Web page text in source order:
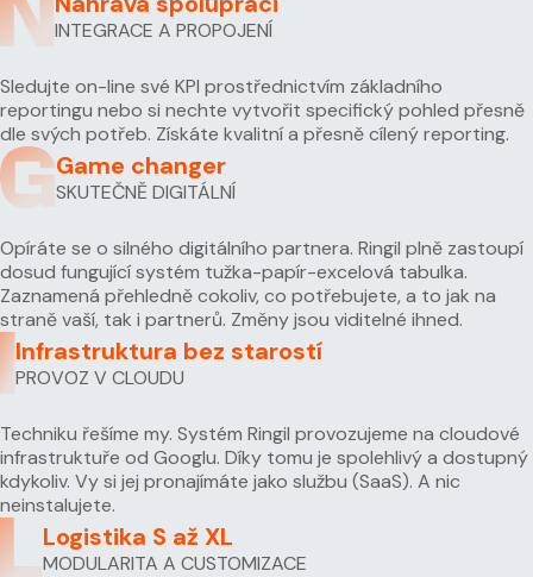
INTEGRACE A PROPOJENÍ
Sledujte on-line své KPI prostřednictvím základního
reportingu nebo si nechte vytvořit specifický pohled přesně
dle svých potřeb. Získáte kvalitní a přesně cílený reporting.
Game changer
SKUTEČNĚ DIGITÁLNÍ
Opíráte se o silného digitálního partnera. Ringil plně zastoupí
dosud fungující systém tužka-papír-excelová tabulka.
Zaznamená přehledně cokoliv, co potřebujete, a to jak na
straně vaší, tak i partnerů. Změny jsou viditelné ihned.
Infrastruktura bez starostí
PROVOZ V CLOUDU
Techniku řešíme my. Systém Ringil provozujeme na cloudové
infrastruktuře od Googlu. Díky tomu je spolehlivý a dostupný
kdykoliv. Vy si jej pronajímáte jako službu (SaaS). A nic
neinstalujete.
Logistika S až XL
MODULARITA A CUSTOMIZACE